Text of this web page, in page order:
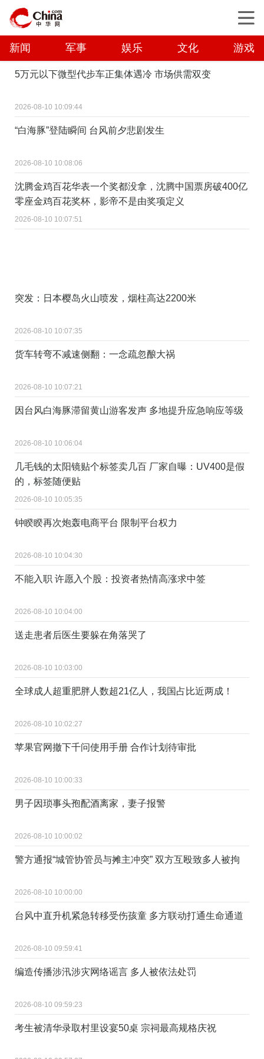
新闻 军事 娱乐 文化 游戏
5万元以下微型代步车正集体遇冷 市场供需双变
2026-08-10 10:09:44
“白海豚”登陆瞬间 台风前夕悲剧发生
2026-08-10 10:08:06
沈腾金鸡百花华表一个奖都没拿，沈腾中国票房破400亿
零座金鸡百花奖杯，影帝不是由奖项定义
2026-08-10 10:07:51
突发：日本樱岛火山喷发，烟柱高达2200米
2026-08-10 10:07:35
货车转弯不减速侧翻：一念疏忽酿大祸
2026-08-10 10:07:21
因台风白海豚滞留黄山游客发声 多地提升应急响应等级
2026-08-10 10:06:04
几毛钱的太阳镜贴个标签卖几百 厂家自曝：UV400是假
的，标签随便贴
2026-08-10 10:05:35
钟睽睽再次炮轰电商平台 限制平台权力
2026-08-10 10:04:30
不能入职 许愿入个股：投资者热情高涨求中签
2026-08-10 10:04:00
送走患者后医生要躲在角落哭了
2026-08-10 10:03:00
全球成人超重肥胖人数超21亿人，我国占比近两成！
2026-08-10 10:02:27
苹果官网撤下千问使用手册 合作计划待审批
2026-08-10 10:00:33
男子因琐事头孢配酒离家，妻子报警
2026-08-10 10:00:02
警方通报“城管协管员与摊主冲突” 双方互殴致多人被拘
2026-08-10 10:00:00
台风中直升机紧急转移受伤孩童 多方联动打通生命通道
2026-08-10 09:59:41
编造传播涉汛涉灾网络谣言 多人被依法处罚
2026-08-10 09:59:23
考生被清华录取村里设宴50桌 宗祠最高规格庆祝